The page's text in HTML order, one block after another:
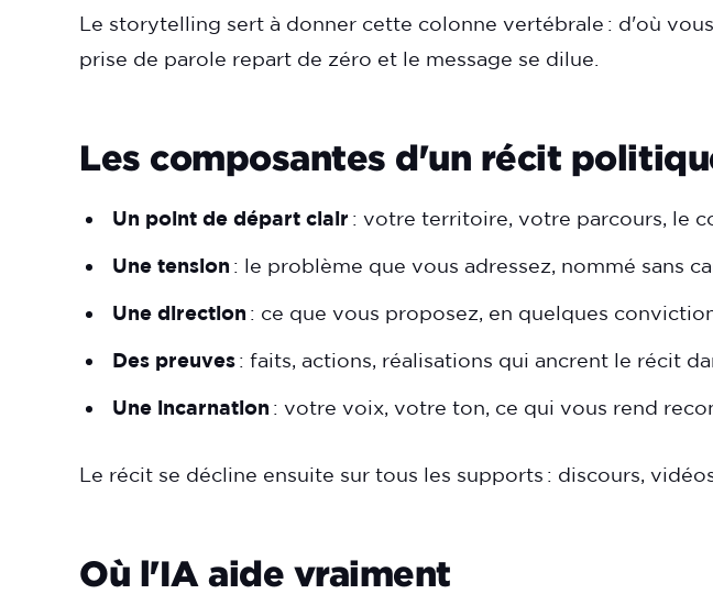
Le storytelling sert à donner cette colonne vertébrale : d'où
prise de parole repart de zéro et le message se dilue.
Les composantes d'un récit
Un point de départ clair : votre territoire, votre parcours, le
Une tension : le problème que vous adressez, nommé sans
Une direction : ce que vous proposez, en quelques
Des preuves : faits, actions, réalisations qui ancrent le récit
Une incarnation : votre voix, votre ton, ce qui vous rend
Le récit se décline ensuite sur tous les supports : discours,
Où l'IA aide vraiment